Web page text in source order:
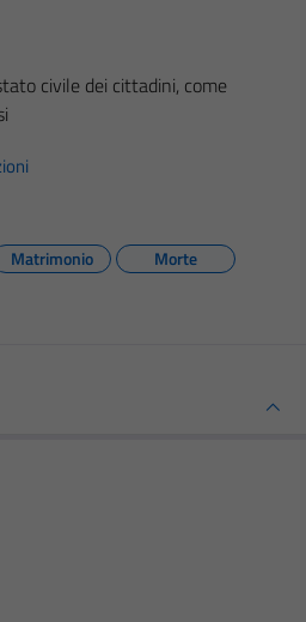
civile dei cittadini, come
Matrimonio
Morte